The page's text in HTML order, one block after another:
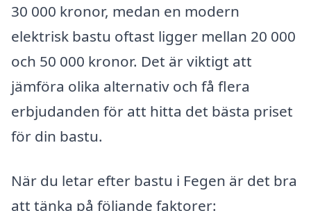
30 000 kronor, medan en modern
elektrisk bastu oftast ligger mellan 20 000
och 50 000 kronor. Det är viktigt att
jämföra olika alternativ och få flera
erbjudanden för att hitta det bästa priset
för din bastu.
När du letar efter bastu i Fegen är det bra
att tänka på följande faktorer: